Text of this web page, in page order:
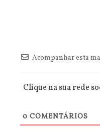
Acompanhar esta
Clique na sua rede
0 COMENTÁRIOS